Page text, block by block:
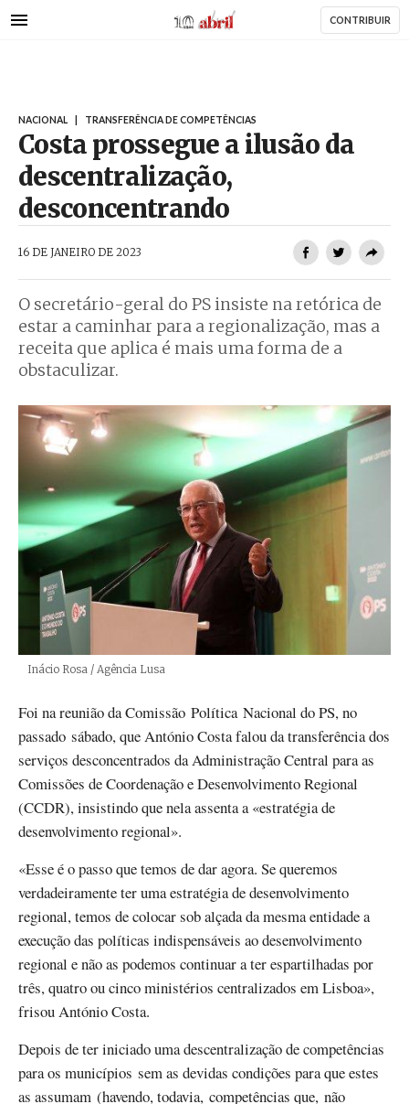
para
AbrilAbril CONTRIBUIR
NACIONAL TRANSFERÊNCIA DE COMPETÊNCIAS
Costa prossegue a ilusão da
descentralização,
desconcentrando
16 DE JANEIRO DE 2023
O secretário-geral do PS insiste na retórica de
estar a caminhar para a regionalização, mas a
receita que aplica é mais uma forma de a
obstaculizar.
Créditos
Inácio Rosa / Agência Lusa
Foi na reunião da Comissão Política Nacional do PS, no
passado sábado, que António Costa falou da transferência dos
serviços desconcentrados da Administração Central para as
Comissões de Coordenação e Desenvolvimento Regional
(CCDR), insistindo que nela assenta a «estratégia de
desenvolvimento regional».
«Esse é o passo que temos de dar agora. Se queremos
verdadeiramente ter uma estratégia de desenvolvimento
regional, temos de colocar sob alçada da mesma entidade a
execução das políticas indispensáveis ao desenvolvimento
regional e não as podemos continuar a ter espartilhadas por
três, quatro ou cinco ministérios centralizados em Lisboa»,
frisou António Costa.
Depois de ter iniciado uma descentralização de competências
para os municípios sem as devidas condições para que estes
as assumam (havendo, todavia, competências que, não